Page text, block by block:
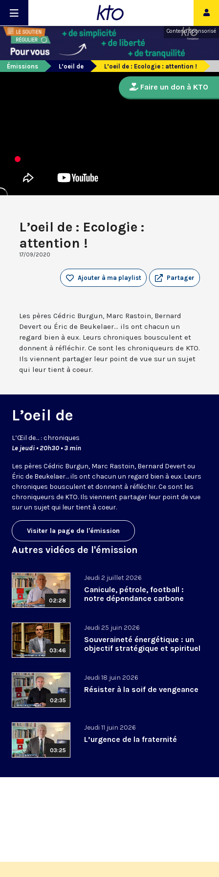
Contenu sponsorisé
Émissions L’oeil de L’oeil de : Ecologie : attention !
L’oeil de : Ecologie :
attention !
17/09/2020
Partager
Ajouter à ma playlist
Les pères Cédric Burgun, Marc Rastoin, Bernard
Devert ou Éric de Beukelaer... ils ont chacun un
regard bien à eux. Leurs chroniques bousculent et
donnent à réfléchir. Ce sont les chroniqueurs de KTO.
Ils viennent partager leur point de vue sur un sujet
qui leur tient à coeur.
L’oeil de
L’Œil de… : chroniques
Le jeudi • 20h30 • 3 min
Les pères Cédric Burgun, Marc Rastoin, Bernard Devert ou
Éric de Beukelaer… ils ont chacun un regard bien à eux. Leurs
chroniques bousculent et donnent à réfléchir. Ce sont les
chroniqueurs de KTO. Ils viennent partager leur point de vue
sur un sujet qui leur tient à coeur.
Visiter la page de l'émission
Autres vidéos de l'émission
02:28
Jeudi 2 juillet 2026
Canicule, pétrole, football :
notre dépendance carbone
03:46
Jeudi 25 juin 2026
Souveraineté énergétique : un
objectif stratégique et spirituel
02:35
Jeudi 18 juin 2026
Résister à la soif de vengeance
03:25
Jeudi 11 juin 2026
L’urgence de la fraternité
Faire un don à KTO